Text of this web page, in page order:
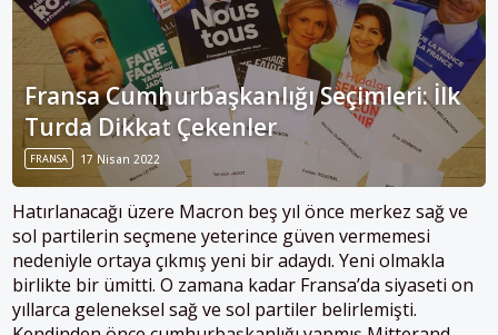
Fransa Cumhurbaşkanlığı Seçimleri: İlk
Turda Dikkat Çekenler
FRANSA 17 Nisan 2022
Hatırlanacağı üzere Macron beş yıl önce merkez sağ ve
sol partilerin seçmene yeterince güven vermemesi
nedeniyle ortaya çıkmış yeni bir adaydı. Yeni olmakla
birlikte bir ümitti. O zamana kadar Fransa’da siyaseti on
yıllarca geleneksel sağ ve sol partiler belirlemişti.